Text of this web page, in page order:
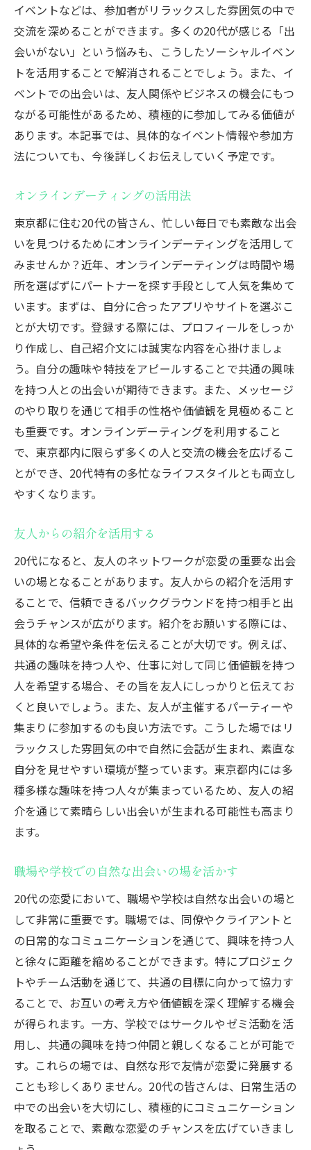
イベントなどは、参加者がリラックスした雰囲気の中で
交流を深めることができます。多くの20代が感じる「出
会いがない」という悩みも、こうしたソーシャルイベン
トを活用することで解消されることでしょう。また、イ
ベントでの出会いは、友人関係やビジネスの機会にもつ
ながる可能性があるため、積極的に参加してみる価値が
あります。本記事では、具体的なイベント情報や参加方
法についても、今後詳しくお伝えしていく予定です。
オンラインデーティングの活用法
東京都に住む20代の皆さん、忙しい毎日でも素敵な出会
いを見つけるためにオンラインデーティングを活用して
みませんか？近年、オンラインデーティングは時間や場
所を選ばずにパートナーを探す手段として人気を集めて
います。まずは、自分に合ったアプリやサイトを選ぶこ
とが大切です。登録する際には、プロフィールをしっか
り作成し、自己紹介文には誠実な内容を心掛けましょ
う。自分の趣味や特技をアピールすることで共通の興味
を持つ人との出会いが期待できます。また、メッセージ
のやり取りを通じて相手の性格や価値観を見極めること
も重要です。オンラインデーティングを利用すること
で、東京都内に限らず多くの人と交流の機会を広げるこ
とができ、20代特有の多忙なライフスタイルとも両立し
やすくなります。
友人からの紹介を活用する
20代になると、友人のネットワークが恋愛の重要な出会
いの場となることがあります。友人からの紹介を活用す
ることで、信頼できるバックグラウンドを持つ相手と出
会うチャンスが広がります。紹介をお願いする際には、
具体的な希望や条件を伝えることが大切です。例えば、
共通の趣味を持つ人や、仕事に対して同じ価値観を持つ
人を希望する場合、その旨を友人にしっかりと伝えてお
くと良いでしょう。また、友人が主催するパーティーや
集まりに参加するのも良い方法です。こうした場ではリ
ラックスした雰囲気の中で自然に会話が生まれ、素直な
自分を見せやすい環境が整っています。東京都内には多
種多様な趣味を持つ人々が集まっているため、友人の紹
介を通じて素晴らしい出会いが生まれる可能性も高まり
ます。
職場や学校での自然な出会いの場を活かす
20代の恋愛において、職場や学校は自然な出会いの場と
して非常に重要です。職場では、同僚やクライアントと
の日常的なコミュニケーションを通じて、興味を持つ人
と徐々に距離を縮めることができます。特にプロジェク
トやチーム活動を通じて、共通の目標に向かって協力す
ることで、お互いの考え方や価値観を深く理解する機会
が得られます。一方、学校ではサークルやゼミ活動を活
用し、共通の興味を持つ仲間と親しくなることが可能で
す。これらの場では、自然な形で友情が恋愛に発展する
ことも珍しくありません。20代の皆さんは、日常生活の
中での出会いを大切にし、積極的にコミュニケーション
を取ることで、素敵な恋愛のチャンスを広げていきまし